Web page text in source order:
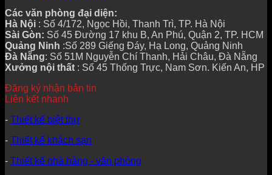
Các văn phòng đại diện:
Hà Nội : Số 4/172, Ngọc Hồi, Thanh Trì, TP. Hà Nội
Sài Gòn: Số 45 Đường 17 khu B, An Phú, Quận 2, TP. HCM
Quảng Ninh :Số 289 Giếng Đáy, Hạ Long, Quảng Ninh
Đà Nẵng: Số 51M Nguyễn Chí Thanh, Hải Châu, Đà Nẵng
Xưởng nội thất : Số 45 Thống Trực, Nam Sơn. Kiến An, HP
Đăng ký nhận bản tin
Liên kết nhanh
- Thiết kế biệt thự
- Thiết kế khách sạn
- Thiết kế nhà hàng - văn phòng